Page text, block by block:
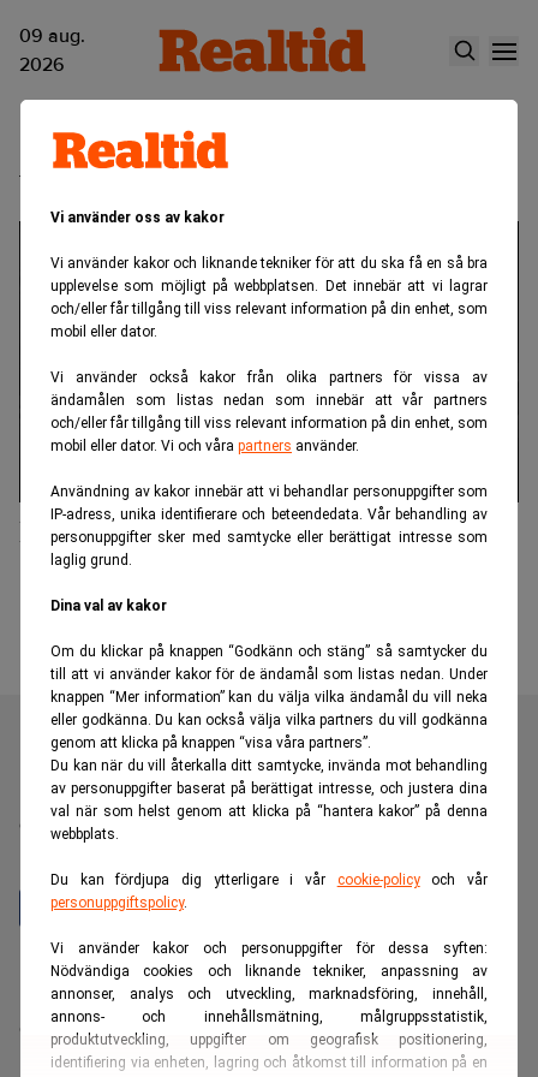
Vi använder oss av kakor
Vi använder kakor och liknande tekniker för att du ska få en så bra
upplevelse som möjligt på webbplatsen. Det innebär att vi lagrar
och/eller får tillgång till viss relevant information på din enhet, som
mobil eller dator.
Vi använder också kakor från olika partners för vissa av
ändamålen som listas nedan som innebär att vår partners
och/eller får tillgång till viss relevant information på din enhet, som
mobil eller dator. Vi och våra partners använder.
Användning av kakor innebär att vi behandlar personuppgifter som
IP-adress, unika identifierare och beteendedata. Vår behandling av
personuppgifter sker med samtycke eller berättigat intresse som
laglig grund.
Dina val av kakor
Om du klickar på knappen “Godkänn och stäng” så samtycker du
till att vi använder kakor för de ändamål som listas nedan. Under
knappen “Mer information” kan du välja vilka ändamål du vill neka
eller godkänna. Du kan också välja vilka partners du vill godkänna
genom att klicka på knappen “visa våra partners”.
Du kan när du vill återkalla ditt samtycke, invända mot behandling
av personuppgifter baserat på berättigat intresse, och justera dina
val när som helst genom att klicka på “hantera kakor” på denna
webbplats.
Du kan fördjupa dig ytterligare i vår cookie-policyoch vår
personuppgiftspolicy.
Vi använder kakor och personuppgifter för dessa syften:
Nödvändiga cookies och liknande tekniker, anpassning av
annonser, analys och utveckling, marknadsföring, innehåll,
annons- och innehållsmätning, målgruppsstatistik,
produktutveckling, uppgifter om geografisk positionering,
identifiering via enheten, lagring och åtkomst till information på en
09 aug.
2026
vinlagring
En fristående vinkyl för lyxsegmentet
Realtid är en oberoende och kostnadsfri nyhetskanal för
dig som vill fördjupa dig inom finans- och
Hantera prenumeration
Integritetspolicy för personuppgifter
Cookiepolicy
Relevance AI-policy